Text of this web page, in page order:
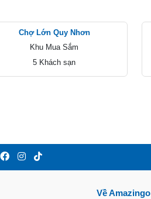
Chợ Lớn Quy Nhơn
Khu Mua Sắm
5 Khách sạn
Về Amazingo